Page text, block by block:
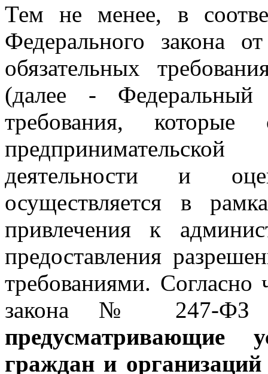
Тем не менее, в
Федерального
обязательных
(далее -
требования, которые
деятельности и
осуществляется в
привлечения к
предоставления
требованиями. Согласно
закона № 247-
предусматривающие
граждан и